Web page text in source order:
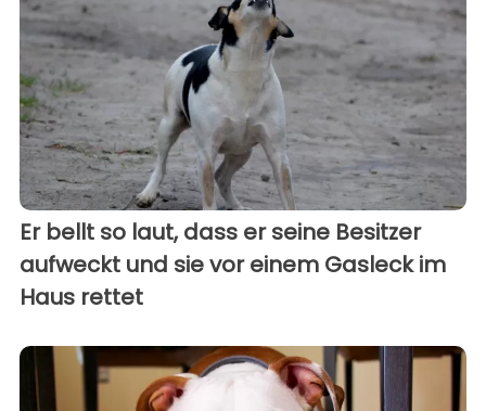
Er bellt so laut, dass er seine Besitzer
aufweckt und sie vor einem Gasleck im
Haus rettet